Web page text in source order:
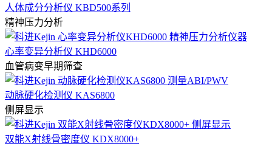
人体成分分析仪 KBD500系列
精神压力分析
心率变异分析仪 KHD6000
血管病变早期筛查
动脉硬化检测仪 KAS6800
侧屏显示
双能X射线骨密度仪 KDX8000+